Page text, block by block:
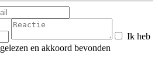
Ik heb
gelezen en akkoord bevonden